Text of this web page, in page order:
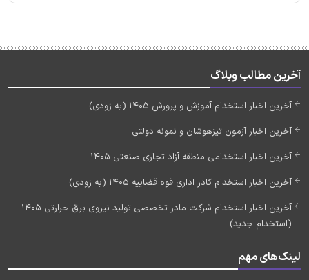
آخرین مطالب وبلاگ
آخرین اخبار استخدام آموزش و پرورش 1405 (به زودی)
آخرین اخبار آزمون تیزهوشان و نمونه دولتی
آخرین اخبار استخدامی منطقه آزاد تجاری صنعتی 1405
آخرین اخبار استخدام کادر اداری قوه قضاییه 1405 (به زودی)
آخرین اخبار استخدام شرکت مادر تخصصی تولید نیروی برق حرارتی 1405
(استخدام جدید)
لینک‌های مهم